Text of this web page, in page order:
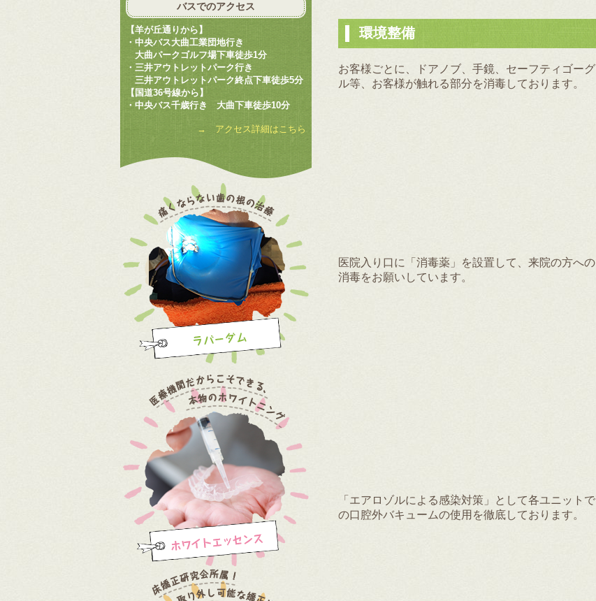
環境整備
お客様ごとに、ドアノブ、手鏡、セーフティゴーグ
ル等、お客様が触れる部分を消毒しております。
医院入り口に「消毒薬」を設置して、来院の方への
消毒をお願いしています。
「エアロゾルによる感染対策」として各ユニットで
の口腔外バキュームの使用を徹底しております。
バスでのアクセス
【羊が丘通りから】
・中央バス大曲工業団地行き
大曲パークゴルフ場下車徒歩1分
・三井アウトレットパーク行き
三井アウトレットパーク終点下車徒歩5分
【国道36号線から】
・中央バス千歳行き 大曲下車徒歩10分
→ アクセス詳細はこちら